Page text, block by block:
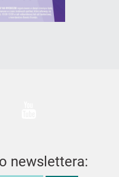
newslettera: